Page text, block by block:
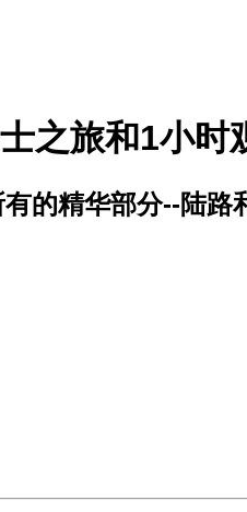
之旅和1小时
的精华部分--陆路